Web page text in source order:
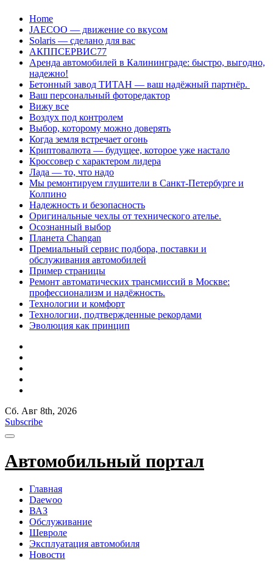
Перейти
содержанию
Home
JAECOO — движение со вкусом
Solaris — сделано для вас
АКППСЕРВИС77
Аренда автомобилей в Калининграде: быстро, выгодно,
надежно!
Бетонный завод ТИТАН — ваш надёжный партнёр.
Ваш персональный фоторедактор
Вижу все
Воздух под контролем
Выбор, которому можно доверять
Когда земля встречает огонь
Криптовалюта — будущее, которое уже настало
Кроссовер с характером лидера
Лада — то, что надо
Мы ремонтируем глушители в Санкт-Петербурге и
Колпино
Надежность и безопасность
Оригинальные чехлы от технического ателье.
Осознанный выбор
Планета Changan
Премиальный сервис подбора, поставки и
обслуживания автомобилей
Пример страницы
Ремонт автоматических трансмиссий в Москве:
профессионализм и надёжность.
Технологии и комфорт
Технологии, подтвержденные рекордами
Эволюция как принцип
Сб. Авг 8th, 2026
Subscribe
Автомобильный портал
Главная
Daewoo
ВАЗ
Обслуживание
Шевроле
Эксплуатация автомобиля
Новости